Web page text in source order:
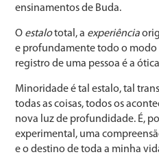
ensinamentos de Buda.
O estalototal, a experiência
e profundamente todo o modo
registro de uma pessoa é a
Minoridade é tal estalo, tal
todas as coisas, todos os
nova luz de profundidade. É,
experimental, uma
e o destino de toda a minha